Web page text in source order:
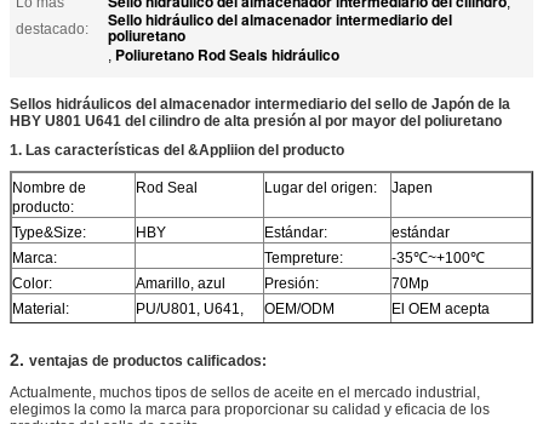
destacado:
Sello hidráulico del almacenador intermediario del
poliuretano
, Poliuretano Rod Seals hidráulico
Sellos hidráulicos del almacenador intermediario del sello de Japón de la
HBY U801 U641 del cilindro de alta presión al por mayor del poliuretano
1. Las características del &Appliion del producto
Nombre de
producto:
Rod Seal Lugar del origen: Japen
Type&Size: HBY Estándar:
estándar
Marca:
Tempreture: -35℃~+100℃
Color:
Amarillo, azul Presión:
70Mp
Material:
PU/U801, U641,
UH05
OEM/ODM El OEM acepta
Número de parte: Número de parte
Uso:
MOQ: 30pcs Servicio:
Modifique los
tamaños para
2. ventajas de productos calificados:
Actualmente, muchos tipos de sellos de aceite en el mercado industrial,
elegimos la como la marca para proporcionar su calidad y eficacia de los